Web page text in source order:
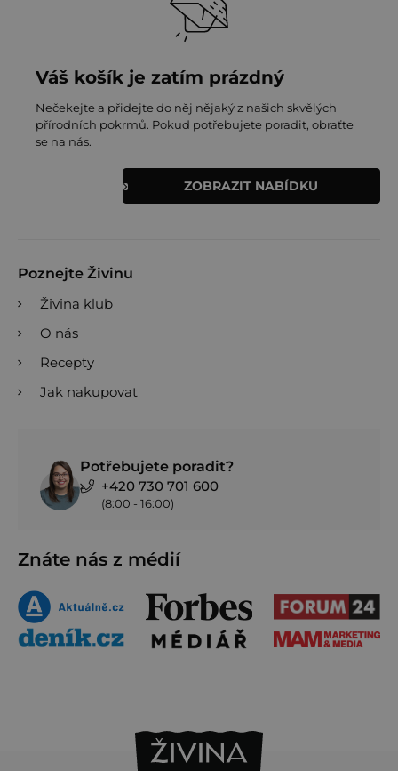
Váš košík je zatím prázdný
Nečekejte a přidejte do něj nějaký z našich skvělých
přírodních pokrmů. Pokud potřebujete poradit, obraťte
se na nás.
ZOBRAZIT NABÍDKU
Poznejte Živinu
Živina klub
O nás
Recepty
Jak nakupovat
Potřebujete poradit?
+420 730 701 600
(8:00 - 16:00)
Znáte nás z médií